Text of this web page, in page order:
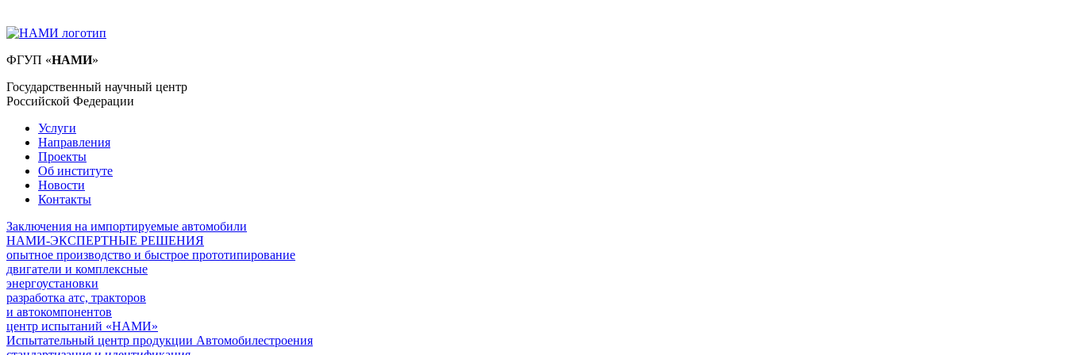
ФГУП «НАМИ»
Государственный научный центр
Российской Федерации
Услуги
Направления
Проекты
Об институте
Новости
Контакты
Заключения на импортируемые автомобили
НАМИ-ЭКСПЕРТНЫЕ РЕШЕНИЯ
опытное производство и быстрое прототипирование
двигатели и комплексные
энергоустановки
разработка атс, тракторов
и автокомпонентов
центр испытаний «НАМИ»
Испытательный центр продукции Автомобилестроения